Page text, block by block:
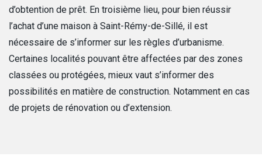
d’obtention de prêt. En troisième lieu, pour bien réussir
l’achat d’une maison à Saint-Rémy-de-Sillé, il est
nécessaire de s’informer sur les règles d’urbanisme.
Certaines localités pouvant être affectées par des zones
classées ou protégées, mieux vaut s’informer des
possibilités en matière de construction. Notamment en cas
de projets de rénovation ou d’extension.